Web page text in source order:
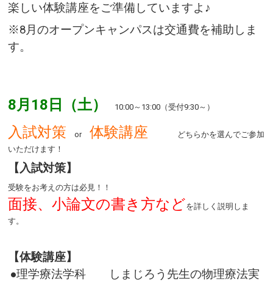
楽しい体験講座をご準備していますよ♪
※8月のオープンキャンパスは交通費を補助しま
す。
8月18日（土） 10:00～13:00（受付9:30～）
入試対策 or体験講座
どちらかを選んでご参加
いただけます！
【入試対策】
受験をお考えの方は必見！！
面接、小論文の書き方などを詳しく説明しま
す。
【体験講座】
●理学療法学科 しまじろう先生の物理療法実